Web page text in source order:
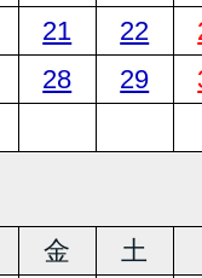
21 22
28 29
金 土